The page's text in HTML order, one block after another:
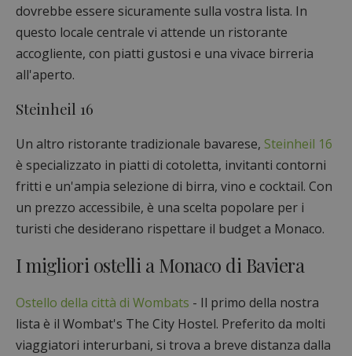
dovrebbe essere sicuramente sulla vostra lista. In
questo locale centrale vi attende un ristorante
accogliente, con piatti gustosi e una vivace birreria
all'aperto.
Steinheil 16
Un altro ristorante tradizionale bavarese, Steinheil 16
è specializzato in piatti di cotoletta, invitanti contorni
fritti e un'ampia selezione di birra, vino e cocktail. Con
un prezzo accessibile, è una scelta popolare per i
turisti che desiderano rispettare il budget a Monaco.
I migliori ostelli a Monaco di Baviera
Ostello della città di Wombats - Il primo della nostra
lista è il Wombat's The City Hostel. Preferito da molti
viaggiatori interurbani, si trova a breve distanza dalla